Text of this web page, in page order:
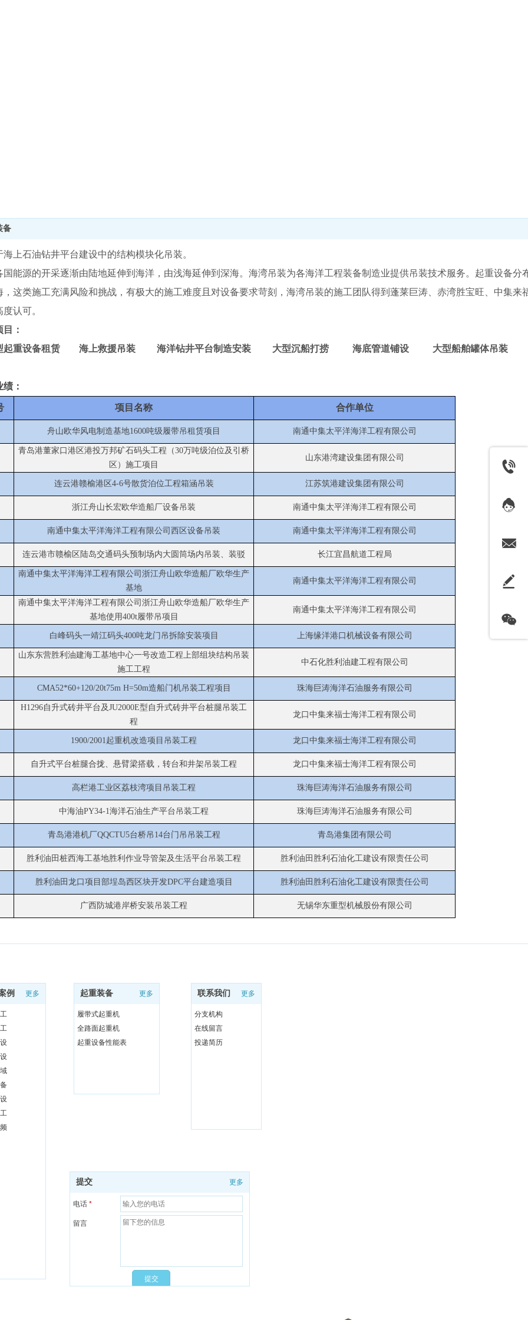
备
海上石油钻井平台建设中的结构模块化吊装。
国能源的开采逐渐由陆地延伸到海洋，由浅海延伸到深海。海湾吊装为各海洋工程装备制造业提供吊装技术服务。起重设备分
，这类施工充满风险和挑战，有极大的施工难度且对设备要求苛刻，海湾吊装的施工团队得到蓬莱巨涛、赤湾胜宝旺、中集来
认可。
目：
起重设备租赁 海上救援吊装 海洋钻井平台制造安装 大型沉船打捞 海底管道铺设 大型船舶罐体吊装
：
项目名称 合作单位
舟山欧华风电制造基地1600吨级履带吊租赁项目 南通中集太平洋海洋工程有限公司
青岛港董家口港区港投万邦矿石码头工程（30万吨级泊位及引桥
区）施工项目
山东港湾建设集团有限公司
连云港赣榆港区4-6号散货泊位工程箱涵吊装 江苏筑港建设集团有限公司
浙江舟山长宏欧华造船厂设备吊装 南通中集太平洋海洋工程有限公司
南通中集太平洋海洋工程有限公司西区设备吊装 南通中集太平洋海洋工程有限公司
连云港市赣榆区陆岛交通码头预制场内大圆筒场内吊装、装驳 长江宜昌航道工程局
南通中集太平洋海洋工程有限公司浙江舟山欧华造船厂欧华生产
基地
南通中集太平洋海洋工程有限公司
南通中集太平洋海洋工程有限公司浙江舟山欧华造船厂欧华生产
基地使用400t履带吊项目
南通中集太平洋海洋工程有限公司
白峰码头一靖江码头400吨龙门吊拆除安装项目 上海缘洋港口机械设备有限公司
山东东营胜利油建海工基地中心一号改造工程上部组块结构吊装
施工工程
中石化胜利油建工程有限公司
CMA52*60+120/20t75m H=50m造船门机吊装工程项目 珠海巨涛海洋石油服务有限公司
H1296自升式砖井平台及JU2000E型自升式砖井平台桩腿吊装工
程
龙口中集来福士海洋工程有限公司
1900/2001起重机改造项目吊装工程 龙口中集来福士海洋工程有限公司
自升式平台桩腿合拢、悬臂梁搭载，转台和井架吊装工程 龙口中集来福士海洋工程有限公司
高栏港工业区荔枝湾项目吊装工程 珠海巨涛海洋石油服务有限公司
中海油PY34-1海洋石油生产平台吊装工程 珠海巨涛海洋石油服务有限公司
青岛港港机厂QQCTU5台桥吊14台门吊吊装工程 青岛港集团有限公司
胜利油田桩西海工基地胜利作业导管架及生活平台吊装工程 胜利油田胜利石油化工建设有限责任公司
胜利油田龙口项目部埕岛西区块开发DPC平台建造项目 胜利油田胜利石油化工建设有限责任公司
广西防城港岸桥安装吊装工程 无锡华东重型机械股份有限公司
提交 更多
电话 *
留言
例 更多 起重装备 更多
履带式起重机
全路面起重机
起重设备性能表
联系我们 更多
分支机构
在线留言
投递简历